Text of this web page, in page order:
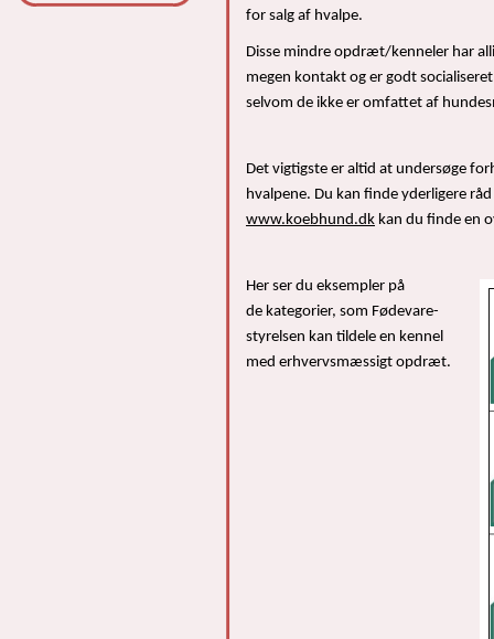
for salg af hvalpe.
Disse mindre opdræt/kenneler har
megen kontakt og er godt
selvom de ikke er omfattet af
Det vigtigste er altid at undersøge
hvalpene. Du kan finde yderligere
www.koebhund.dk kan du finde en
Her ser du eksempler på
de kategorier, som Fødevare-
styrelsen kan tildele en kennel
med erhvervsmæssigt opdræt.